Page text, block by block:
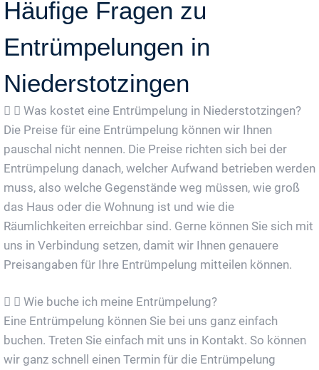
Häufige Fragen zu
Entrümpelungen in
Niederstotzingen
Was kostet eine Entrümpelung in Niederstotzingen?
Die Preise für eine Entrümpelung können wir Ihnen
pauschal nicht nennen. Die Preise richten sich bei der
Entrümpelung danach, welcher Aufwand betrieben werden
muss, also welche Gegenstände weg müssen, wie groß
das Haus oder die Wohnung ist und wie die
Räumlichkeiten erreichbar sind. Gerne können Sie sich mit
uns in Verbindung setzen, damit wir Ihnen genauere
Preisangaben für Ihre Entrümpelung mitteilen können.
Wie buche ich meine Entrümpelung?
Eine Entrümpelung können Sie bei uns ganz einfach
buchen. Treten Sie einfach mit uns in Kontakt. So können
wir ganz schnell einen Termin für die Entrümpelung